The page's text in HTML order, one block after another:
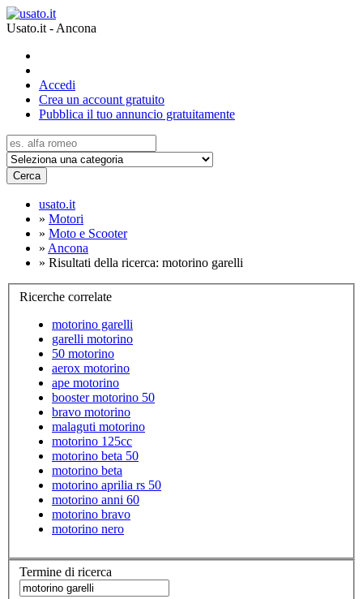
Usato.it - Ancona
Accedi
Crea un account gratuito
Pubblica il tuo annuncio gratuitamente
Cerca
usato.it
» Motori
» Moto e Scooter
» Ancona
» Risultati della ricerca: motorino garelli
Ricerche correlate
motorino garelli
garelli motorino
50 motorino
aerox motorino
ape motorino
booster motorino 50
bravo motorino
malaguti motorino
motorino 125cc
motorino beta 50
motorino beta
motorino aprilia rs 50
motorino anni 60
motorino bravo
motorino nero
Termine di ricerca